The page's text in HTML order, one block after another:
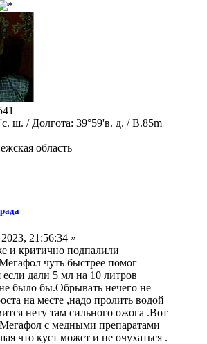
ш. / Долгота: 39°59'в. д. / В.85m
область
21:56:34 »
и критично подпалили
чуть быстрее помог
если дали 5 мл на 10 литров
было бы.Обрывать нечего не
на месте ,надо пролить водой
нету там сильного ожога .Вот
с медными препаратами
что куст может и не очухаться .